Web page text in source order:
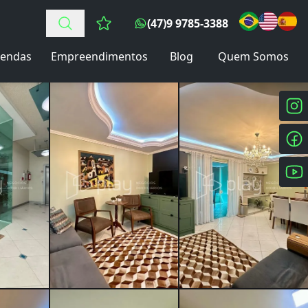
Favoritos (0 itens)
(47)9 9785-3388
Empreendimentos Blog Quem Somos